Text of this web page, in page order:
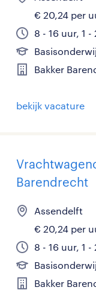
€ 20,24 per
8 - 16 uur, 1
Bakker
bekijk vacature
Barendrecht
Assendelft
€ 20,24 per
8 - 16 uur, 1
Bakker